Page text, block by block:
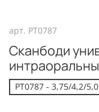
арт. PT0787
Сканбоди
PT0787 - 3,75/4,2/